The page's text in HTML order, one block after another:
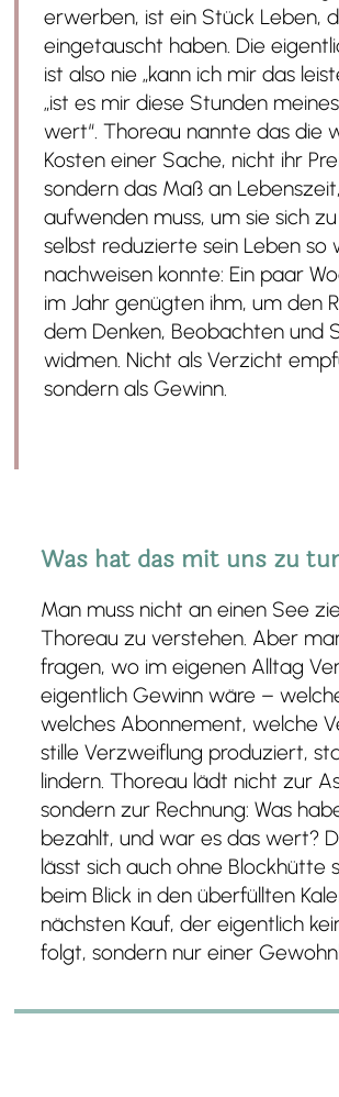
erwerben, ist ein Stück Leben,
eingetauscht haben. Die
ist also nie „kann ich mir das
„ist es mir diese Stunden
wert“. Thoreau nannte das die
Kosten einer Sache, nicht ihr
sondern das Maß an
aufwenden muss, um sie sich
selbst reduzierte sein Leben so
nachweisen konnte: Ein paar
im Jahr genügten ihm, um den
dem Denken, Beobachten und
widmen. Nicht als Verzicht
sondern als Gewinn.
Was hat das mit uns zu
Man muss nicht an einen See
Thoreau zu verstehen. Aber
fragen, wo im eigenen Alltag
eigentlich Gewinn wäre –
welches Abonnement, welche
stille Verzweiflung produziert,
lindern. Thoreau lädt nicht zur
sondern zur Rechnung: Was
bezahlt, und war es das wert?
lässt sich auch ohne Blockhütte
beim Blick in den überfüllten
nächsten Kauf, der eigentlich
folgt, sondern nur einer